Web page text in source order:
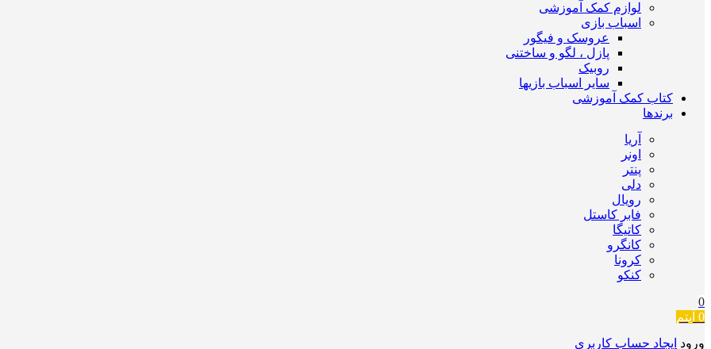
لوازم کمک آموزشی
اسباب بازی
عروسک و فیگور
پازل ، لگو و ساختنی
روبیک
سایر اسباب بازیها
کتاب کمک آموزشی
برندها
آریا
اونر
پنتر
دلی
رویال
فابر کاستل
کاتیگا
کانگرو
کرونا
کنکو
0
0 آیتم
ورود ایجاد حساب کاربری